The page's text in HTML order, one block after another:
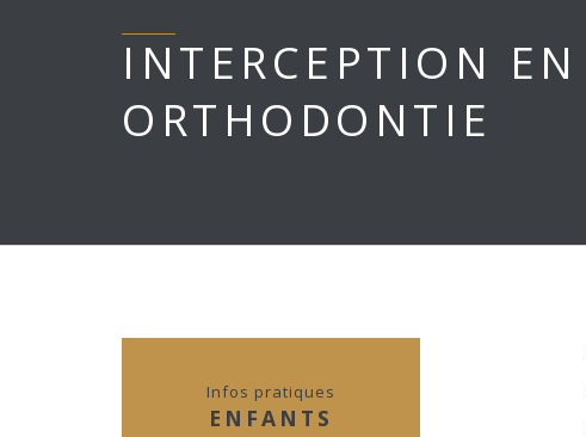
INTERCEPTION EN
ORTHODONTIE
Infos pratiques
ENFANTS